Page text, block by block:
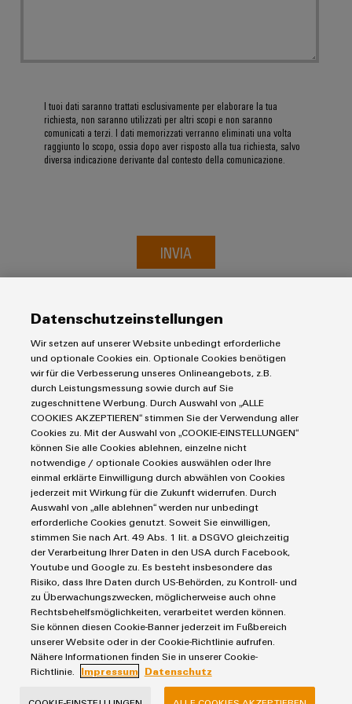
Configuratore
Weidmüller
Ingegneria
digitale di
I tuoi dati saranno trattati esclusivamente per elaborare la tua
richiesta, non saranno utilizzati per altri scopi e non saranno
comunicati a terzi. I dati memorizzati verranno eliminati una volta
raggiunto lo scopo, ossia dopo aver risposto alla tua richiesta, salvo
diversa indicazione derivante dal contesto della comunicazione.
INVIA
Termini e condizioni generali
Informativa sulla privacy
Impronta
Contatti e-mail
Normativa sui cookie
Weidmüller Schweiz AG
Rundbuckstrasse 2
8212 Neuhausen am Rheinfall
+41 52 674 07 07
info@weidmueller.ch
Datenschutzeinstellungen
Wir setzen auf unserer Website unbedingt erforderliche
und optionale Cookies ein. Optionale Cookies benötigen
wir für die Verbesserung unseres Onlineangebots, z.B.
durch Leistungsmessung sowie durch auf Sie
zugeschnittene Werbung. Durch Auswahl von „ALLE
COOKIES AKZEPTIEREN“ stimmen Sie der Verwendung aller
Cookies zu. Mit der Auswahl von „COOKIE-EINSTELLUNGEN“
können Sie alle Cookies ablehnen, einzelne nicht
notwendige / optionale Cookies auswählen oder Ihre
einmal erklärte Einwilligung durch abwählen von Cookies
jederzeit mit Wirkung für die Zukunft widerrufen. Durch
Auswahl von „alle ablehnen“ werden nur unbedingt
erforderliche Cookies genutzt. Soweit Sie einwilligen,
stimmen Sie nach Art. 49 Abs. 1 lit. a DSGVO gleichzeitig
der Verarbeitung Ihrer Daten in den USA durch Facebook,
Youtube und Google zu. Es besteht insbesondere das
Risiko, dass Ihre Daten durch US-Behörden, zu Kontroll- und
zu Überwachungszwecken, möglicherweise auch ohne
Rechtsbehelfsmöglichkeiten, verarbeitet werden können.
Sie können diesen Cookie-Banner jederzeit im Fußbereich
unserer Website oder in der Cookie-Richtlinie aufrufen.
Nähere Informationen finden Sie in unserer Cookie-
Richtlinie.
Impressum Datenschutz